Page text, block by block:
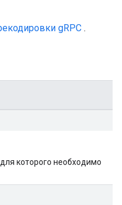
gRPC .
которого необходимо